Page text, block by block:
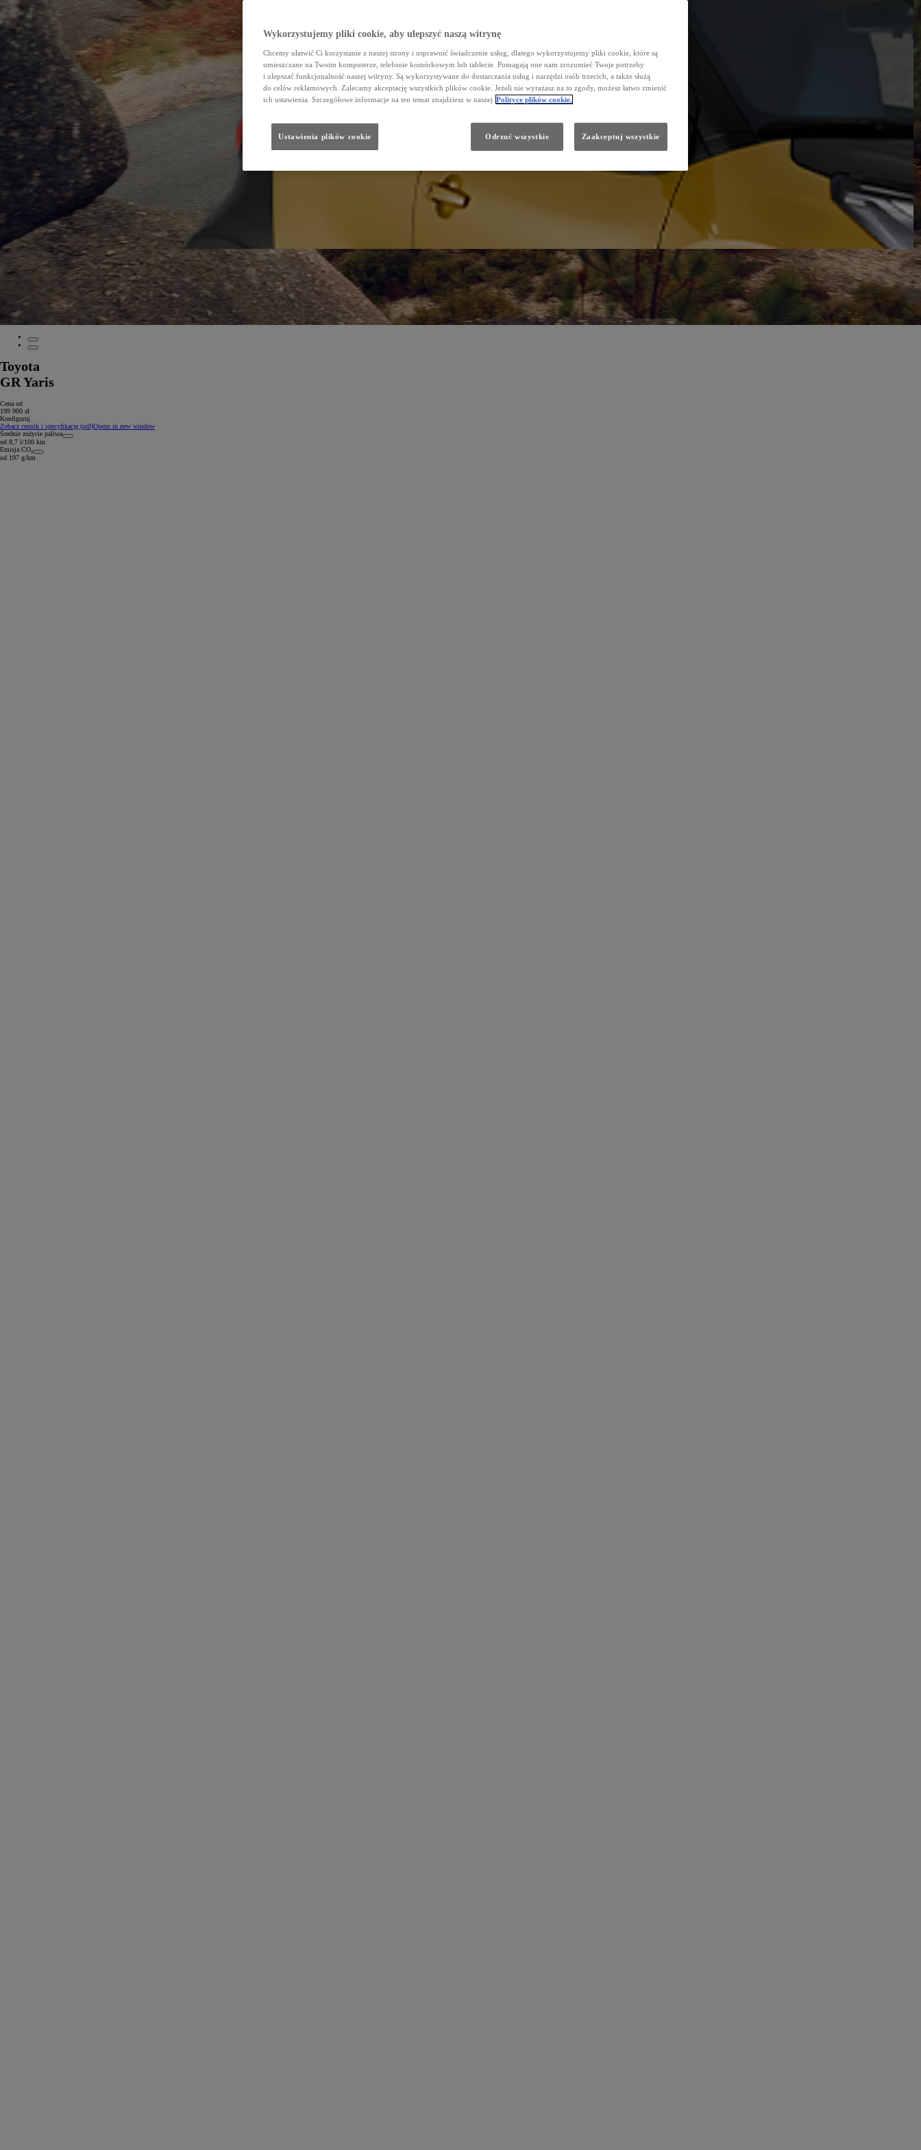
Toyota
GR Yaris
Cena od
199 900 zł
Konfiguruj
Zobacz cennik i specyfikację (pdf)Opens in new window
Średnie zużycie paliwa
od 8,7 l/100 km
Emisja CO₂
od 197 g/km
Wykorzystujemy pliki cookie, aby ulepszyć naszą witrynę
Chcemy ułatwić Ci korzystanie z naszej strony i usprawnić świadczenie usług, dlatego wykorzystujemy pliki cookie, które są
umieszczane na Twoim komputerze, telefonie komórkowym lub tablecie. Pomagają one nam zrozumieć Twoje potrzeby
i ulepszać funkcjonalność naszej witryny. Są wykorzystywane do dostarczania usług i narzędzi osób trzecich, a także służą
do celów reklamowych. Zalecamy akceptację wszystkich plików cookie. Jeżeli nie wyrażasz na to zgody, możesz łatwo zmienić
ich ustawienia. Szczegółowe informacje na ten temat znajdziesz w naszej Polityce plików cookie.
Ustawienia plików cookie Odrzuć wszystkie Zaakceptuj wszystkie